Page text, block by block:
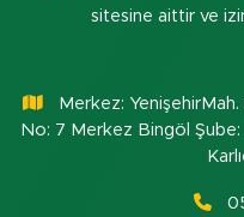
sitesine aittir ve
Merkez:
No: 7 Merkez Bingöl